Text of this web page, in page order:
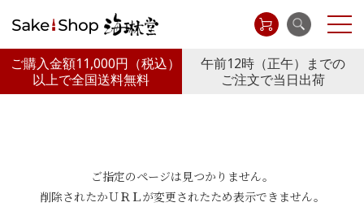
ご購入金額11,000円 （税込）
以上で全国送料無料
午前12時（正午）までの
ご注文で当日出荷
ご指定のページは見つかりません。
削除されたかＵＲＬが変更されたため表示できません。